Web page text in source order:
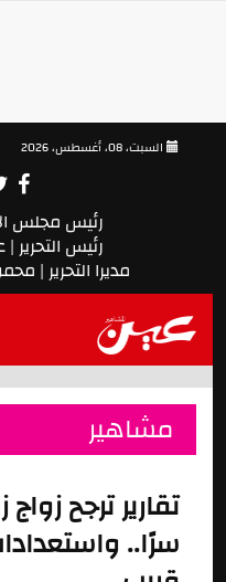
رئيس مجلس
رئيس التحرير
مديرا التحرير |
مشاهير
تقارير ترجح
سرًا..